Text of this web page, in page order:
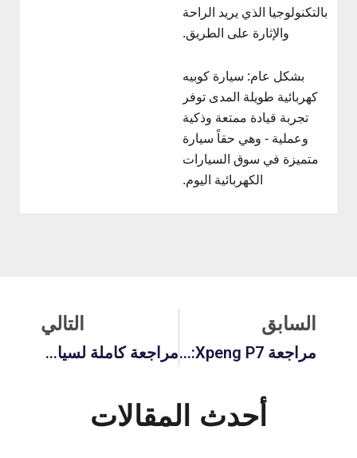
بالتكنولوجيا الذي يريد الراحة
والإثارة على الطريق.
بشكل عام: سيارة كوبيه
كهربائية طويلة المدى توفر
تجربة قيادة ممتعة وذكية
وعملية - وهي حقاً سيارة
متميزة في سوق السيارات
الكهربائية اليوم.
السابق
مراجعة Xpeng P7: السعر والديكورات والتصميم الداخلي ودليل الشراء لعام 2025
التالي
مراجعة كاملة لسيارة Zeekr 001: الاختبار الأكثر صدقاً حتى الآن من قبل خبراء السيارات
أحدث المقالات